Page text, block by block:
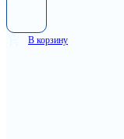
В корзину